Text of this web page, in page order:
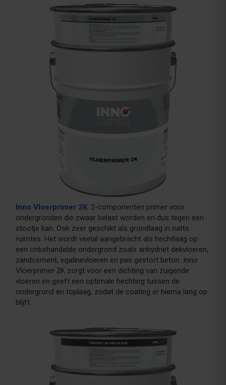
Inno Vloerprimer 2K: 2-componenten primer voor
ondergronden die zwaar belast worden en dus tegen een
stootje kan. Ook zeer geschikt als grondlaag in natte
ruimtes. Het wordt veelal aangebracht als hechtlaag op
een onbehandelde ondergrond zoals anhydriet dekvloeren,
zandcement, egalinevloeren en pas gestort beton. Inno
Vloerprimer 2K zorgt voor een dichting van zuigende
vloeren en geeft een optimale hechting tussen de
ondergrond en toplaag, zodat de coating er hierna lang op
blijft.